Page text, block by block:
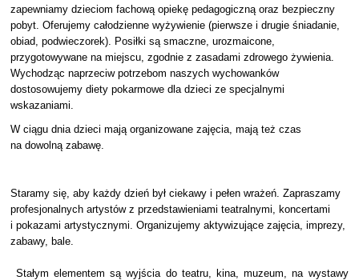
zapewniamy dzieciom fachową opiekę pedagogiczną oraz bezpieczny
pobyt. Oferujemy całodzienne wyżywienie (pierwsze i drugie śniadanie,
obiad, podwieczorek). Posiłki są smaczne, urozmaicone,
przygotowywane na miejscu, zgodnie z zasadami zdrowego żywienia.
Wychodząc naprzeciw potrzebom naszych wychowanków
dostosowujemy diety pokarmowe dla dzieci ze specjalnymi
wskazaniami.
W ciągu dnia dzieci mają organizowane zajęcia, mają też czas
na dowolną zabawę.
Staramy się, aby każdy dzień był ciekawy i pełen wrażeń. Zapraszamy
profesjonalnych artystów z przedstawieniami teatralnymi, koncertami
i pokazami artystycznymi. Organizujemy aktywizujące zajęcia, imprezy,
zabawy, bale.
Stałym elementem są wyjścia do teatru, kina, muzeum, na wystawy